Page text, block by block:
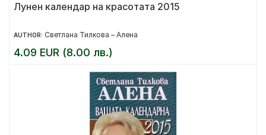
Лунен календар на красотата 2015
AUTHOR: Светлана Тилкова – Алена
4.09 EUR (8.00 лв.)